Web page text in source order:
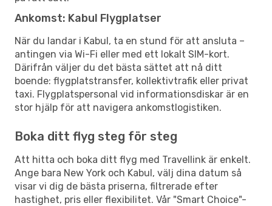
Ankomst: Kabul Flygplatser
När du landar i Kabul, ta en stund för att ansluta –
antingen via Wi-Fi eller med ett lokalt SIM-kort.
Därifrån väljer du det bästa sättet att nå ditt
boende: flygplatstransfer, kollektivtrafik eller privat
taxi. Flygplatspersonal vid informationsdiskar är en
stor hjälp för att navigera ankomstlogistiken.
Boka ditt flyg steg för steg
Att hitta och boka ditt flyg med Travellink är enkelt.
Ange bara New York och Kabul, välj dina datum så
visar vi dig de bästa priserna, filtrerade efter
hastighet, pris eller flexibilitet. Vår "Smart Choice"-